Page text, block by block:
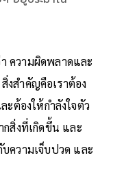
ความผิดพลาดและ
งสำคัญคือเราต้อง
ะต้องให้กำลังใจตัว
กสิ่งที่เกิดขึ้น และ
ความเจ็บปวด และ